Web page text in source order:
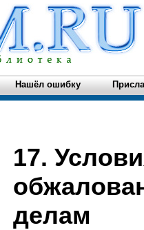
Нашёл ошибку
17.
делам